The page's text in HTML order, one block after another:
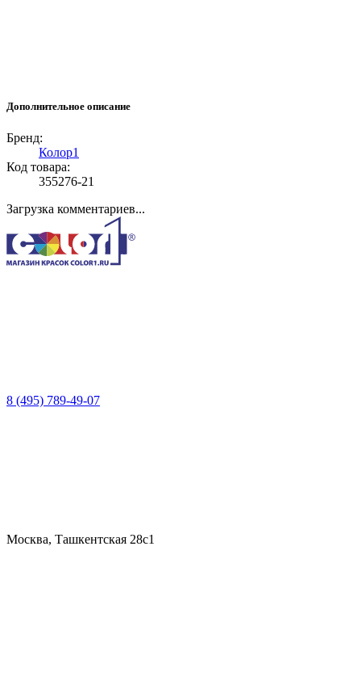
Дополнительное описание
Бренд:
Колор1
Код товара:
355276-21
Загрузка комментариев...
8 (495) 789-49-07
Москва, Ташкентская 28с1